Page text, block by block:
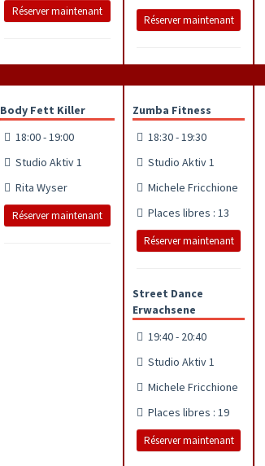
Réserver maintenant
Réserver maintenant
Body Fett Killer
18:00 - 19:00
Studio Aktiv 1
Rita Wyser
Réserver maintenant
Zumba Fitness
18:30 - 19:30
Studio Aktiv 1
Michele Fricchione
Places libres : 13
Réserver maintenant
Street Dance
Erwachsene
19:40 - 20:40
Studio Aktiv 1
Michele Fricchione
Places libres : 19
Réserver maintenant